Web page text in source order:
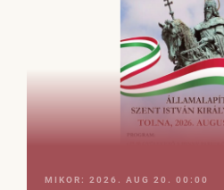
MIKOR: 2026. AUG 20. 00:00